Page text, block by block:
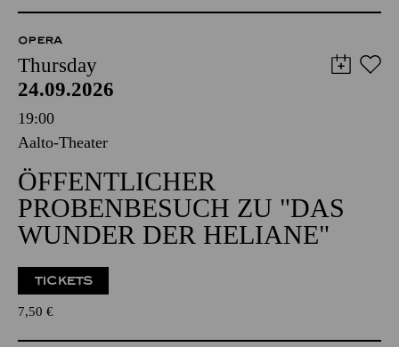
OPERA
Thursday
24.09.2026
19:00
Aalto-Theater
ÖFFENTLICHER
PROBENBESUCH ZU "DAS
WUNDER DER HELIANE"
TICKETS
7,50 €